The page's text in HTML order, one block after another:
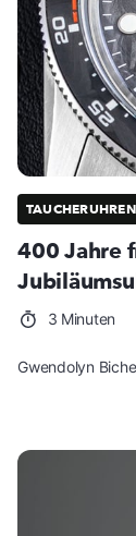
TAUCHERUHREN
400 Jahre
3 Minuten
Gwendolyn